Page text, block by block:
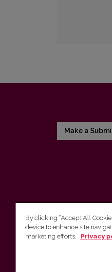
Make a
Vilniaus
By clicking “Accept All
device to enhance site
marketing efforts.
Privacy